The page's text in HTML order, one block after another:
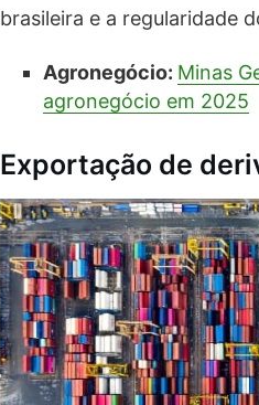
brasileira e a regularidade
Agronegócio: Minas
agronegócio em 2025
Exportação de